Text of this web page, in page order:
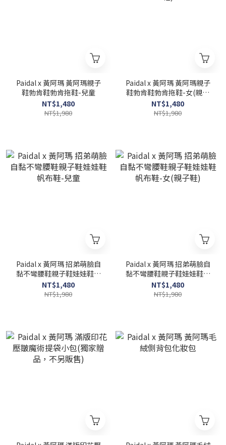
Paidal x 黃阿瑪 黃阿瑪親子
鞋勃肯鞋勃肯拖鞋-兒童
NT$1,480
NT$1,980
Paidal x 黃阿瑪 黃阿瑪親子
鞋勃肯鞋勃肯拖鞋-女(親子
鞋)
NT$1,480
NT$1,980
Paidal x 黃阿瑪 招弟萌臉自
黏不彎腰鞋親子鞋娃娃鞋帆
布鞋-兒童
NT$1,480
NT$1,980
Paidal x 黃阿瑪 招弟萌臉自
黏不彎腰鞋親子鞋娃娃鞋帆
布鞋-女(親子鞋)
NT$1,480
NT$1,980